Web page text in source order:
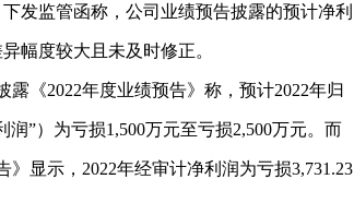
发监管函称，公司业绩预告披露的预计净利
幅度较大且未及时修正。
露《2022年度业绩预告》称，预计2022年归
”）为亏损1,500万元至亏损2,500万元。而
》显示，2022年经审计净利润为亏损3,731.23